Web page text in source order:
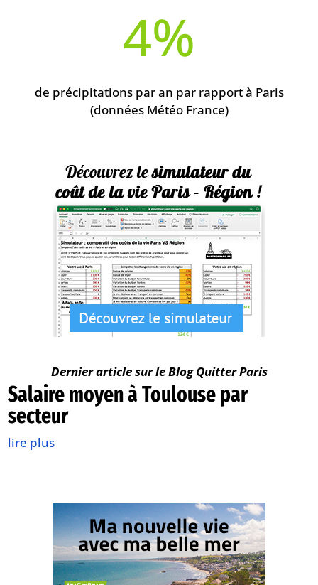
4%
de précipitations par an par rapport à Paris
(données Météo France)
Dernier article sur le Blog Quitter Paris
Salaire moyen à Toulouse par
secteur
lire plus